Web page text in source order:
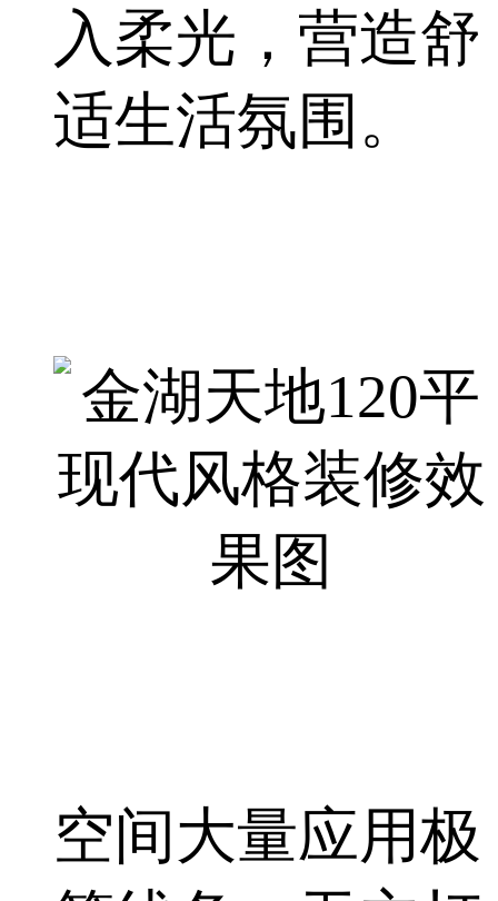
入柔光，营造舒
适生活氛围。
空间大量应用极